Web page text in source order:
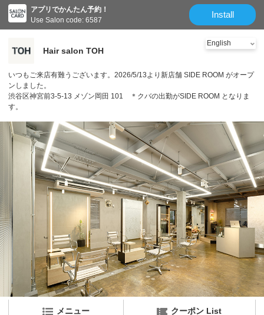
アプリでかんたん予約！
Use Salon code: 6587
Install
Hair salon TOH
いつもご来店有難うございます。2026/5/13より新店舗 SIDE ROOM がオープ
ンしました。
渋谷区神宮前3-5-13 メゾン岡田 101 ＊クバの出勤がSIDE ROOM となりま
す。
メニュー クーポン List